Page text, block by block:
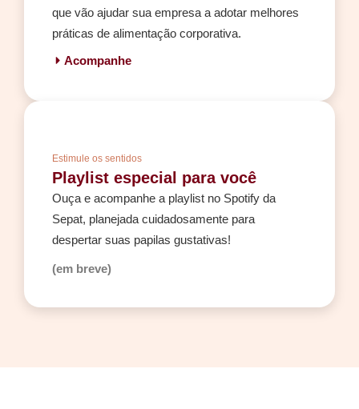
que vão ajudar sua empresa a adotar melhores
práticas de alimentação corporativa.
Acompanhe
Estimule os sentidos
Playlist especial para você
Ouça e acompanhe a playlist no Spotify da
Sepat, planejada cuidadosamente para
despertar suas papilas gustativas!
(em breve)